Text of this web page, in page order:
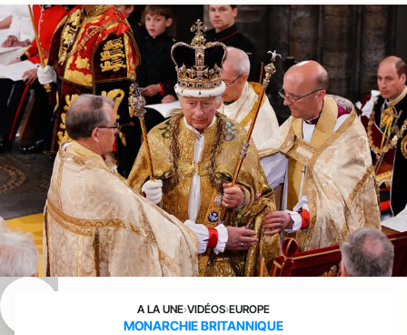
A LA UNE›VIDÉOS›EUROPE
MONARCHIE BRITANNIQUE